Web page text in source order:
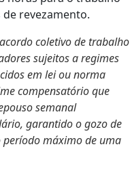
revezamento.
coletivo de trabalho
sujeitos a regimes
em lei ou norma
compensatório que
semanal
garantido o gozo de
máximo de uma